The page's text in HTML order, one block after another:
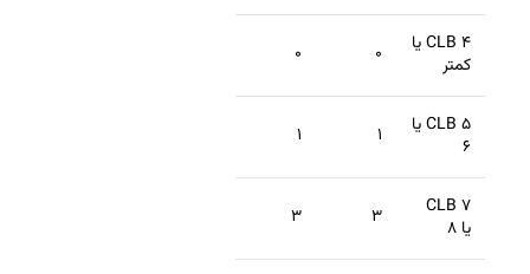
CLB ۴ یا
کمتر
۰ ۰
CLB ۵ یا
۶
۱ ۱
یا ۸
۳ ۳